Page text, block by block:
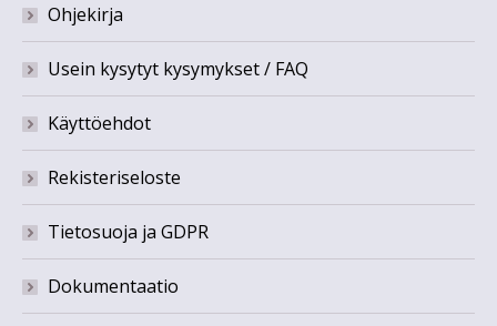
Ohjekirja
Usein kysytyt kysymykset / FAQ
Käyttöehdot
Rekisteriseloste
Tietosuoja ja GDPR
Dokumentaatio